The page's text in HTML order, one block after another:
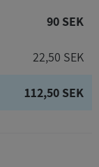
90 SEK
22,50 SEK
112,50 SEK